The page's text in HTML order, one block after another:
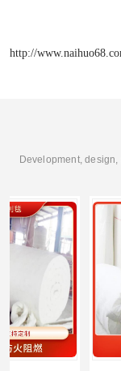
http://
Development,